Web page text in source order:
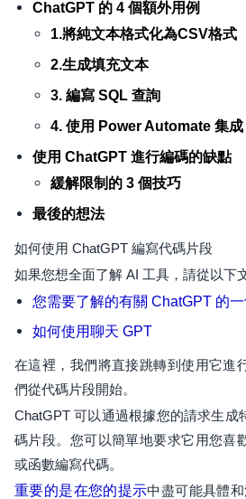
ChatGPT 的 4 個額外用例
1.將純文本格式化為CSV格式
2.生成填充文本
3. 編寫 SQL 查詢
4. 使用 Power Automate 集
使用 ChatGPT 進行編碼的缺點
緩解限制的 3 個技巧
最後的想法
如何使用 ChatGPT 編寫代碼片段
如果您想全面了解 AI 工具，請從以下
您需要了解的有關 ChatGPT 的一
如何使用聊天 GPT
在這裡，我們將直接跳轉到使用它進
們從代碼片段開始。
ChatGPT 可以通過根據您的請求生成
碼片段。您可以簡單地要求它用您喜
或函數編寫代碼。
重要的是在您的提示中盡可能具體